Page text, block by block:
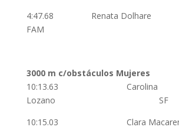
4:47.68 Renata
FAM
3000 m c/obstáculos Mujeres
10:13.63 Carolina
Lozano SF
10:15.03 Clara